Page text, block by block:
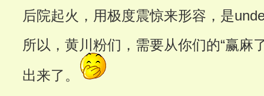
后院起火，用极度震惊来形容，是
所以，黄川粉们，需要从你们的“赢麻
出来了。